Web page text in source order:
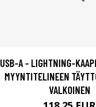
USB-A - LIGHTNING-
MYYNTITELINEEN
VALKOINEN